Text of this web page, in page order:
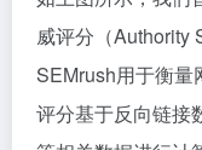
略。